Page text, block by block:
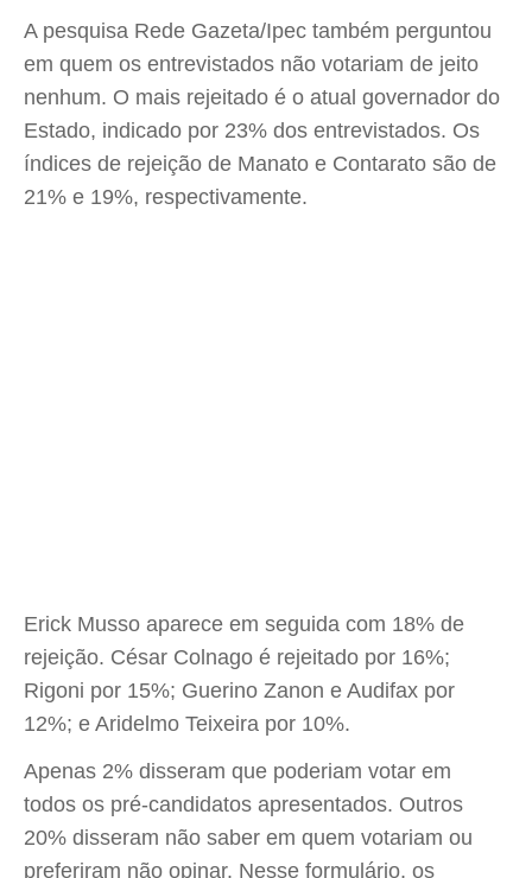
A pesquisa Rede Gazeta/Ipec também perguntou
em quem os entrevistados não votariam de jeito
nenhum. O mais rejeitado é o atual governador do
Estado, indicado por 23% dos entrevistados. Os
índices de rejeição de Manato e Contarato são de
21% e 19%, respectivamente.
Erick Musso aparece em seguida com 18% de
rejeição. César Colnago é rejeitado por 16%;
Rigoni por 15%; Guerino Zanon e Audifax por
12%; e Aridelmo Teixeira por 10%.
Apenas 2% disseram que poderiam votar em
todos os pré-candidatos apresentados. Outros
20% disseram não saber em quem votariam ou
preferiram não opinar. Nesse formulário, os